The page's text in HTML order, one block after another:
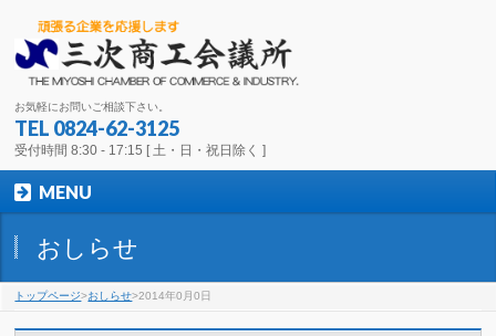
お気軽にお問いご相談下さい。
TEL 0824-62-3125
受付時間 8:30 - 17:15 [ 土・日・祝日除く ]
MENU
おしらせ
トップページ>おしらせ>2014年0月0日